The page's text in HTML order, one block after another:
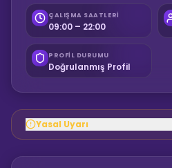
ÇALIŞMA SAATLERI
09:00 – 22:00
PROFIL DURUMU
Doğrulanmış Profil
Yasal Uyarı